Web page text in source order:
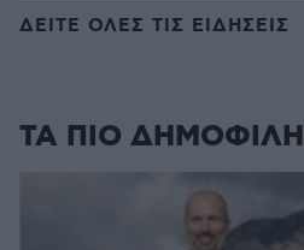
ΔΕΙΤΕ ΟΛΕΣ ΤΙΣ ΕΙΔΗΣΕΙΣ
ΤΑ ΠΙΟ ΔΗΜΟΦΙΛΗ